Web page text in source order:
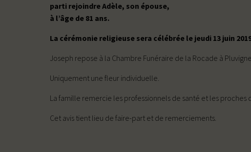
parti rejoindre Adèle, son épouse,
à l’âge de 81 ans.
La cérémonie religieuse sera célébrée le jeudi 13 juin
Joseph repose à la Chambre Funéraire de la Rocade à
Uniquement une fleur individuelle.
La famille remercie les professionnels de santé et les proches
Cet avis tient lieu de faire-part et de remerciements.